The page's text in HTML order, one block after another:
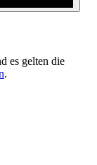
es gelten die
.